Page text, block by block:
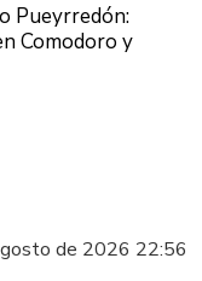
Pueyrredón:
Comodoro y
de 2026 22:56